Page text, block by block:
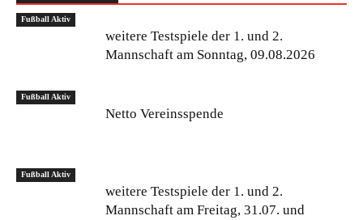
Fußball Aktiv
weitere Testspiele der 1. und 2.
Mannschaft am Sonntag, 09.08.2026
Fußball Aktiv
Netto Vereinsspende
Fußball Aktiv
weitere Testspiele der 1. und 2.
Mannschaft am Freitag, 31.07. und